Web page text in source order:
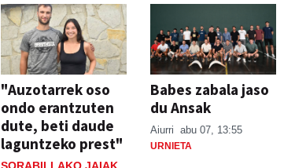
"Auzotarrek oso
ondo erantzuten
dute, beti daude
laguntzeko prest"
Babes zabala jaso
du Ansak
Aiurri abu 07, 13:55
URNIETA